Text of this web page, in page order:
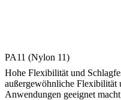
PA11 (Nylon 11)
Hohe Flexibilität und
außergewöhnliche Flexibilität
Anwendungen geeignet